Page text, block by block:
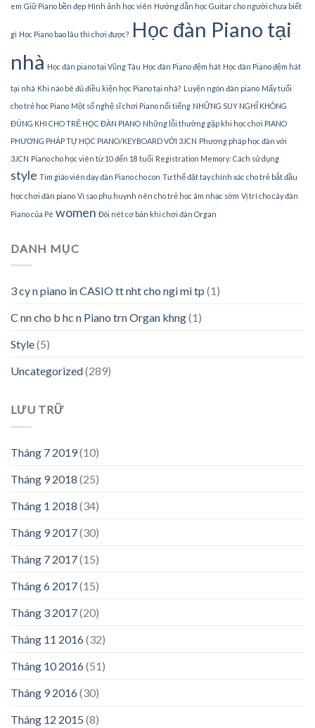
em Giữ Piano bền đẹp Hình ảnh học viên Hướng dẫn học Guitar cho người chưa biết
gì Học Piano bao lâu thì chơi được? Học đàn Piano tại
nhà Học đàn piano tại Vũng Tàu Học đàn Piano đệm hát Học đàn Piano đệm hát
tại nhà Khi nào bé đủ điều kiện học Piano tại nhà? Luyện ngón đàn piano Mấy tuổi
cho trẻ học Piano Một số nghệ sĩ chơi Piano nổi tiếng NHỮNG SUY NGHĨ KHÔNG
ĐÚNG KHI CHO TRẺ HỌC ĐÀN PIANO Những lỗi thường gặp khi học chơi PIANO
PHƯƠNG PHÁP TỰ HỌC PIANO/KEYBOARD VỚI 3JCN Phương pháp học đàn với
3JCN Piano cho học viên từ 10 đến 18 tuổi Registration Memory: Cách sử dụng
style Tìm giáo viên dạy đàn Piano cho con Tư thế đặt tay chính xác cho trẻ bắt đầu
học chơi đàn piano Vì sao phụ huynh nên cho trẻ học âm nhạc sớm Vị trí cho cây đàn
Piano của Pé women Đôi nét cơ bản khi chơi đàn Organ
DANH MỤC
3 cy n piano in CASIO tt nht cho ngi mi tp (1)
C nn cho b hc n Piano trn Organ khng(1)
Style(5)
Uncategorized(289)
LƯU TRỮ
Tháng 7 2019(10)
Tháng 9 2018 (25)
Tháng 1 2018 (34)
Tháng 9 2017(30)
Tháng 7 2017(15)
Tháng 6 2017(15)
Tháng 3 2017(20)
Tháng 11 2016(32)
Tháng 10 2016(51)
Tháng 9 2016(30)
Tháng 12 2015 (8)